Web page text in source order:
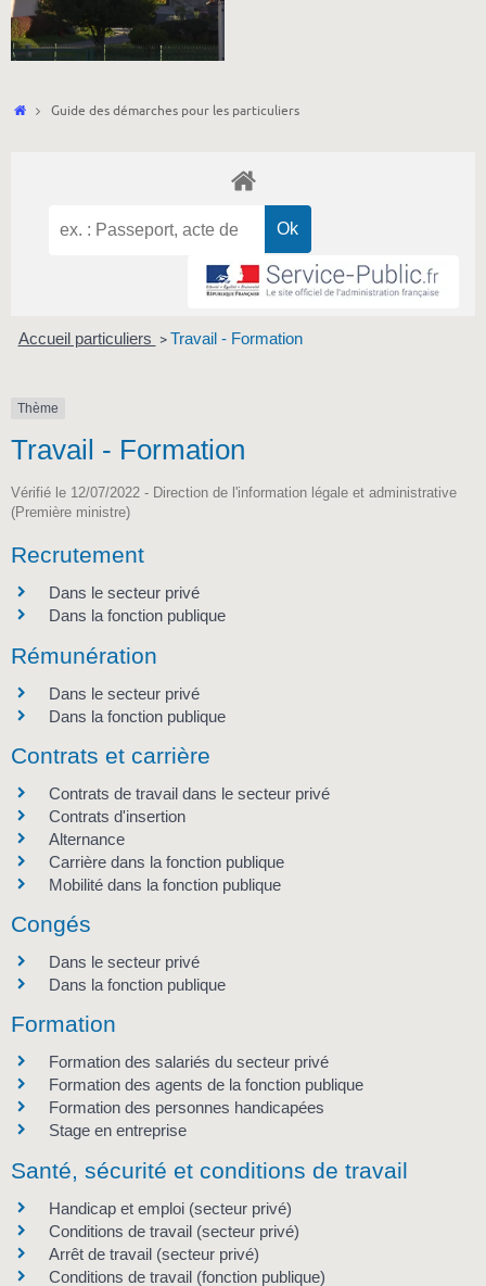
Accueil
Guide des démarches pour les particuliers
Accueil particuliers > Travail - Formation
Thème
Travail - Formation
Vérifié le 12/07/2022 - Direction de l'information légale et administrative
(Première ministre)
Recrutement
Dans le secteur privé
Dans la fonction publique
Rémunération
Dans le secteur privé
Dans la fonction publique
Contrats et carrière
Contrats de travail dans le secteur privé
Contrats d'insertion
Alternance
Carrière dans la fonction publique
Mobilité dans la fonction publique
Congés
Dans le secteur privé
Dans la fonction publique
Formation
Formation des salariés du secteur privé
Formation des agents de la fonction publique
Formation des personnes handicapées
Stage en entreprise
Santé, sécurité et conditions de travail
Handicap et emploi (secteur privé)
Conditions de travail (secteur privé)
Arrêt de travail (secteur privé)
Conditions de travail (fonction publique)